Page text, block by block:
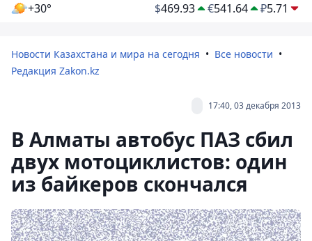
+30° $469.93 €541.64 ₽5.71
Новости Казахстана и мира на сегодня
Все новости
Редакция Zakon.kz
17:40, 03 декабря 2013
В Алматы автобус ПАЗ сбил
двух мотоциклистов: один
из байкеров скончался